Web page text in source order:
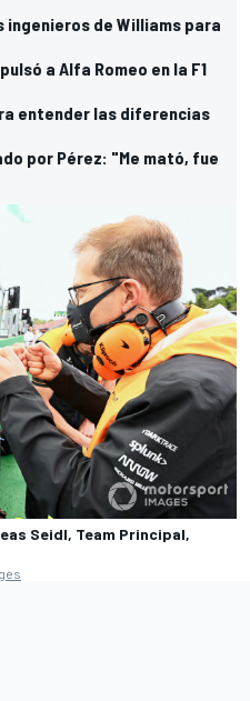
de Williams para
a Alfa Romeo en la F1
entender las diferencias
por Pérez: "Me mató, fue
Seidl, Team Principal,